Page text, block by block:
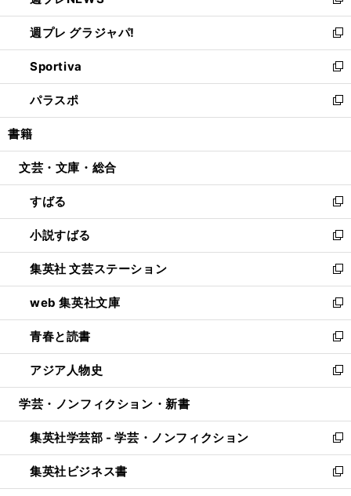
開
く
ウ
で
開
く
ウ
ィ
ン
ド
ウ
で
開
し
い
ウ
ィ
ン
ド
ウ
開
週プレ グラジャパ!
新
し
い
ウ
ィ
ン
ウ
開
く
Sportiva
新
し
い
ウ
ン
ウ
で
開
く
パラスポ
新
し
ウ
ン
ド
ウ
で
開
く
書籍
文芸・文庫・総合
すばる
新
し
い
ウ
ィ
ン
ド
ウ
で
開
く
小説すばる
新
し
い
ウ
ィ
ン
ド
ウ
で
開
集英社 文芸ステーション
新
し
い
ウ
ィ
ン
ド
ウ
開
く
web 集英社文庫
新
し
い
ウ
ィ
ン
ウ
で
開
く
青春と読書
新
し
い
ウ
ン
ド
ウ
で
開
アジア人物史
新
し
ウ
ィ
ン
ド
ウ
学芸・ノンフィクション・新書
集英社学芸部 - 学芸・ノンフィクション
新
し
い
ウ
集英社ビジネス書
新
し